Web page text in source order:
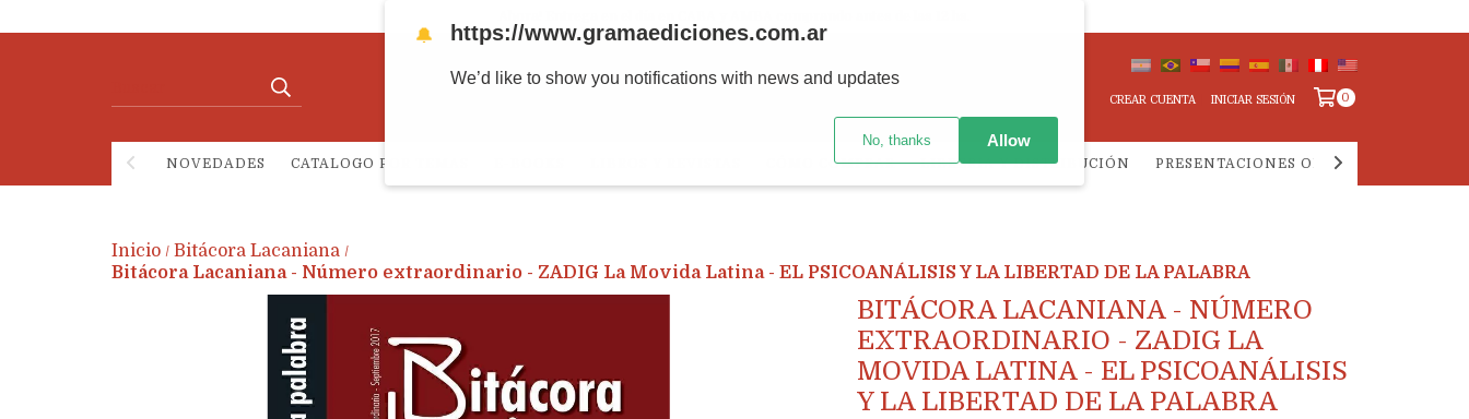
CREAR CUENTA INICIAR SESIÓN 0
NOVEDADES CATALOGO POR TEMAS CÓMO COMPRAR LIBRERIA Y DISTRIBUCIÓN PRESENTACIONES ONLINE
Inicio / Bitácora Lacaniana /
Bitácora Lacaniana - Número extraordinario - ZADIG La Movida Latina - EL PSICOANÁLISIS Y LA LIBERTAD DE LA PALABRA
BITÁCORA LACANIANA - NÚMERO
EXTRAORDINARIO - ZADIG LA
MOVIDA LATINA - EL PSICOANÁLISIS
Y LA LIBERTAD DE LA PALABRA
🔔 https://www.gramaediciones.com.ar
We’d like to show you notifications with news and updates
No, thanks Allow